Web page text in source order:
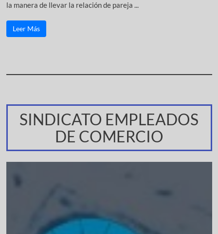
la manera de llevar la relación de pareja ...
Leer Más
SINDICATO EMPLEADOS
DE COMERCIO